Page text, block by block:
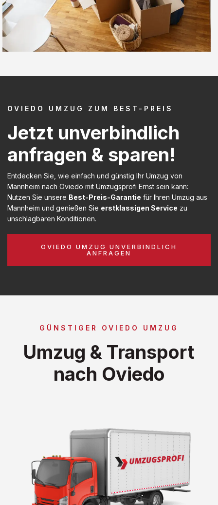
OVIEDO UMZUG ZUM BEST-PREIS
Jetzt unverbindlich
anfragen & sparen!
Entdecken Sie, wie einfach und günstig Ihr Umzug von
Mannheim nach Oviedo mit Umzugsprofi Ernst sein kann:
Nutzen Sie unsere Best-Preis-Garantie für Ihren Umzug aus
Mannheim und genießen Sie erstklassigen Service zu
unschlagbaren Konditionen.
OVIEDO UMZUG UNVERBINDLICH
ANFRAGEN
GÜNSTIGER OVIEDO UMZUG
Umzug & Transport
nach Oviedo